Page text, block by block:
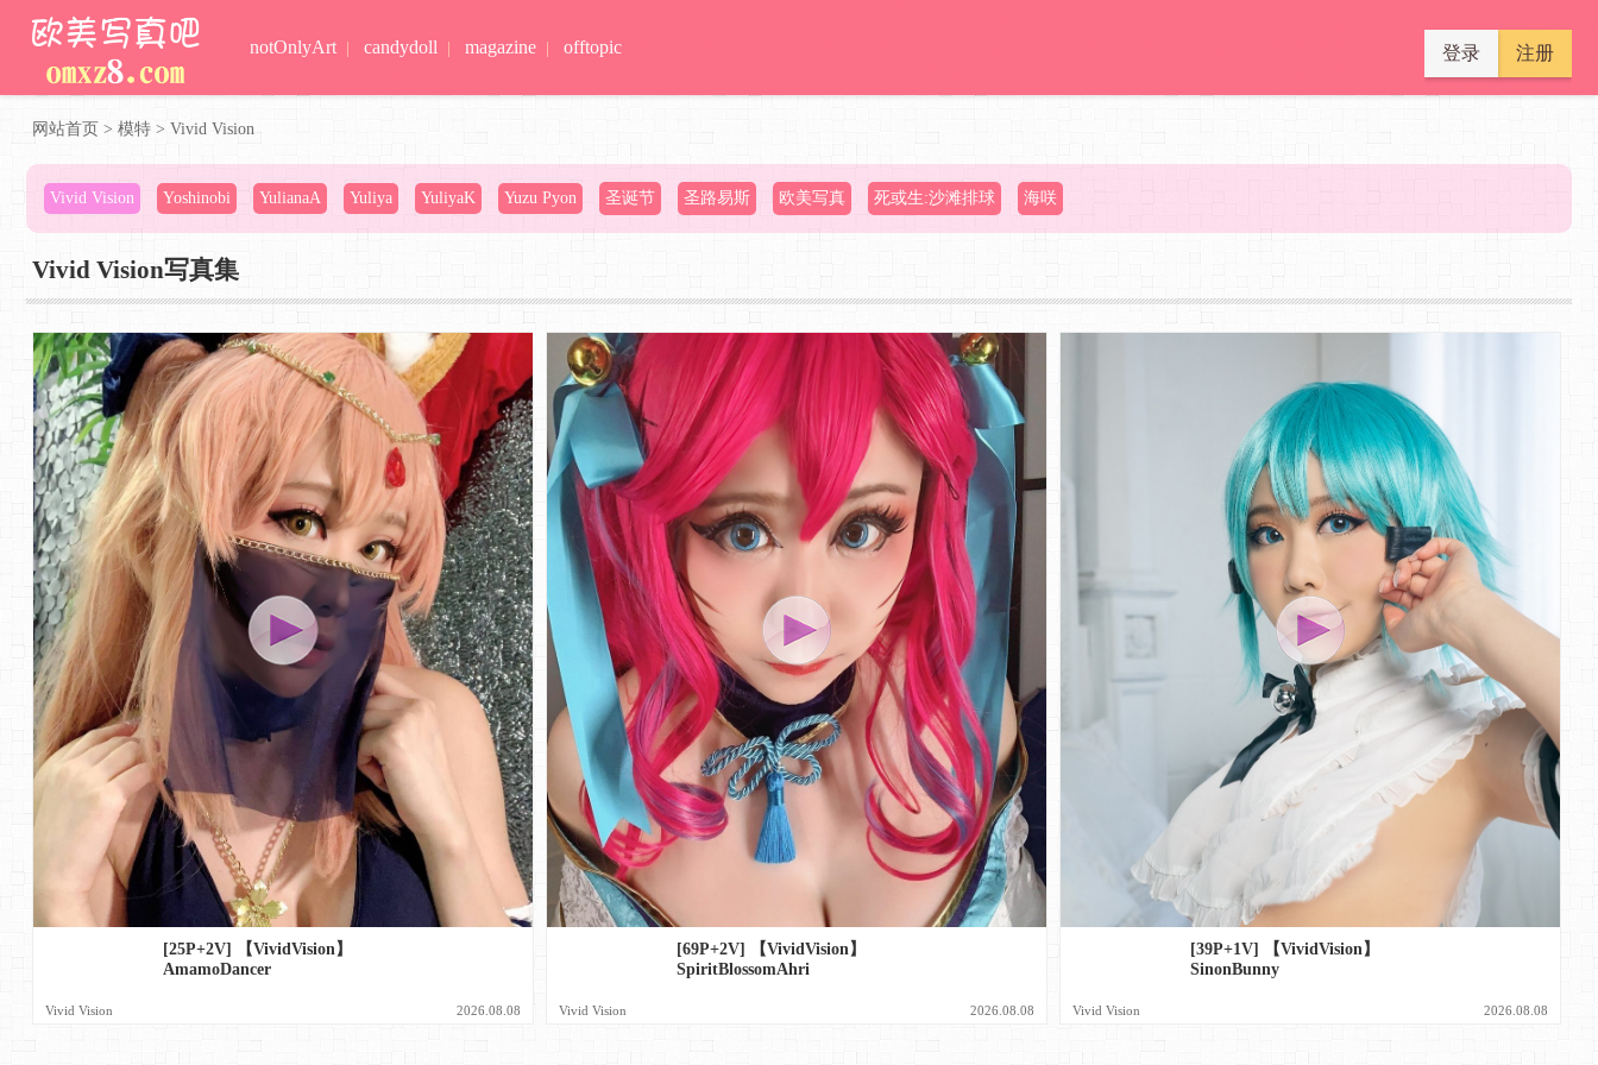
notOnlyArt candydoll magazine offtopic 注册
登录
网站首页 > 模特 > Vivid Vision
Vivid Vision Yoshinobi YulianaA Yuliya YuliyaK Yuzu Pyon 圣诞节 圣路易斯 欧美写真 死或生:沙滩排球 海咲
Vivid Vision写真集
[25P+2V] 【VividVision】
AmamoDancer
Vivid Vision 2026.08.08
[69P+2V] 【VividVision】
SpiritBlossomAhri
Vivid Vision 2026.08.08
[39P+1V] 【VividVision】
SinonBunny
Vivid Vision 2026.08.08